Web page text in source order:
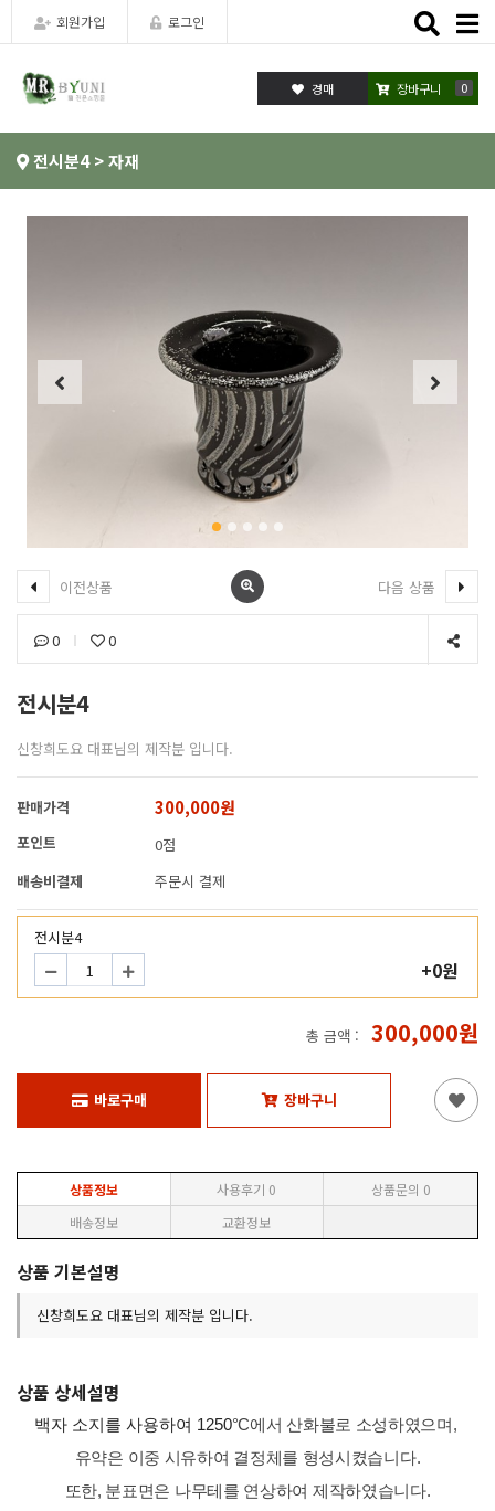
회원가입 로그인
Toggle
장바구니 0
전시분4 > 자재
이전상품 다음 상품
0 0
전시분4
신창희도요 대표님의 제작분 입니다.
판매가격 300,000원
포인트
0점
배송비결제
주문시 결제
전시분4
+0원
총 금액 : 300,000원
바로구매 장바구니
상품정보 사용후기 0 상품문의 0
배송정보
교환정보
상품 기본설명
신창희도요 대표님의 제작분 입니다.
상품 상세설명
백자 소지를 사용하여 1250°C에서 산화불로 소성하였으며,
유약은 이중 시유하여 결정체를 형성시켰습니다.
또한, 분표면은 나무테를 연상하여 제작하였습니다.